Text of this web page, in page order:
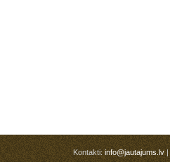
Kontakti:info@jautajums.lv|